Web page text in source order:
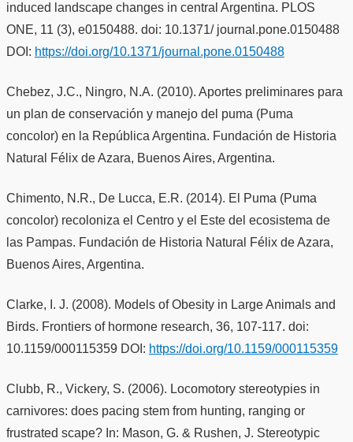
induced landscape changes in central Argentina. PLOS
ONE, 11 (3), e0150488. doi: 10.1371/ journal.pone.0150488
DOI: https://doi.org/10.1371/journal.pone.0150488
Chebez, J.C., Ningro, N.A. (2010). Aportes preliminares para
un plan de conservación y manejo del puma (Puma
concolor) en la República Argentina. Fundación de Historia
Natural Félix de Azara, Buenos Aires, Argentina.
Chimento, N.R., De Lucca, E.R. (2014). El Puma (Puma
concolor) recoloniza el Centro y el Este del ecosistema de
las Pampas. Fundación de Historia Natural Félix de Azara,
Buenos Aires, Argentina.
Clarke, I. J. (2008). Models of Obesity in Large Animals and
Birds. Frontiers of hormone research, 36, 107-117. doi:
10.1159/000115359 DOI: https://doi.org/10.1159/000115359
Clubb, R., Vickery, S. (2006). Locomotory stereotypies in
carnivores: does pacing stem from hunting, ranging or
frustrated scape? In: Mason, G. & Rushen, J. Stereotypic